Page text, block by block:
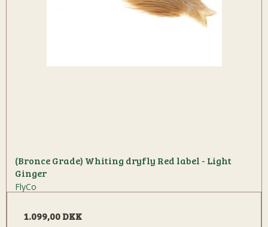
(Bronce Grade) Whiting dryfly Red label - Light
Ginger
FlyCo
1.099,00 DKK